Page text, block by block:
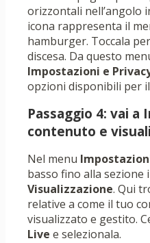
orizzontali nell’angolo
icona rappresenta il
hamburger. Toccala
discesa. Da questo
Impostazioni e
opzioni disponibili per
Passaggio 4: vai a
contenuto e
Nel menu
basso fino alla sezione
Visualizzazione. Qui
relative a come il tuo
visualizzato e gestito.
Live e selezionala.